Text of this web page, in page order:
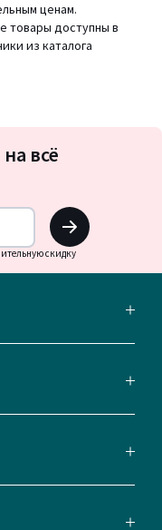
ценам.
товары доступны в
из каталога
всё
OK
скидку